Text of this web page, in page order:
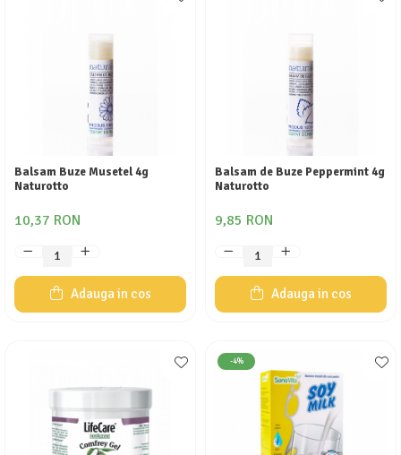
Balsam Buze Musetel 4g
Naturotto
10,37 RON
Adauga in cos
Balsam de Buze Peppermint 4g
Naturotto
9,85 RON
Adauga in cos
-4%